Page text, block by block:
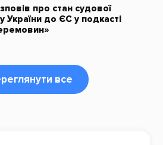
про стан судової
до ЄС у подкасті
все